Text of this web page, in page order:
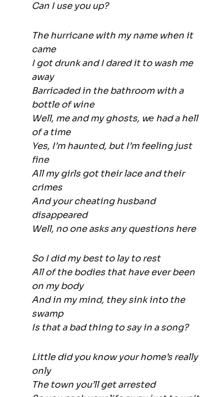
Can I use you up?
The hurricane with my name when it
came
I got drunk and I dared it to wash me
away
Barricaded in the bathroom with a
bottle of wine
Well, me and my ghosts, wе had a hell
of a time
Yes, I’m hauntеd, but I’m feeling just
fine
All my girls got their lace and their
crimes
And your cheating husband
disappeared
Well, no one asks any questions here
So I did my best to lay to rest
All of the bodies that have ever been
on my body
And in my mind, they sink into the
swamp
Is that a bad thing to say in a song?
Little did you know your home’s really
only
The town you’ll get arrested